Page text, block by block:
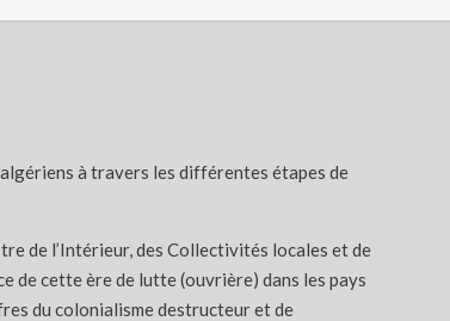
à travers les différentes étapes de
de l’Intérieur, des Collectivités locales et de
de cette ère de lutte (ouvrière) dans les pays
du colonialisme destructeur et de